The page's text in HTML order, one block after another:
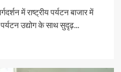
में राष्ट्रीय पर्यटन बाजार में
उद्योग के साथ सुदृढ़...